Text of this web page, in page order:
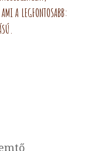
A LEGFONTOSABB: